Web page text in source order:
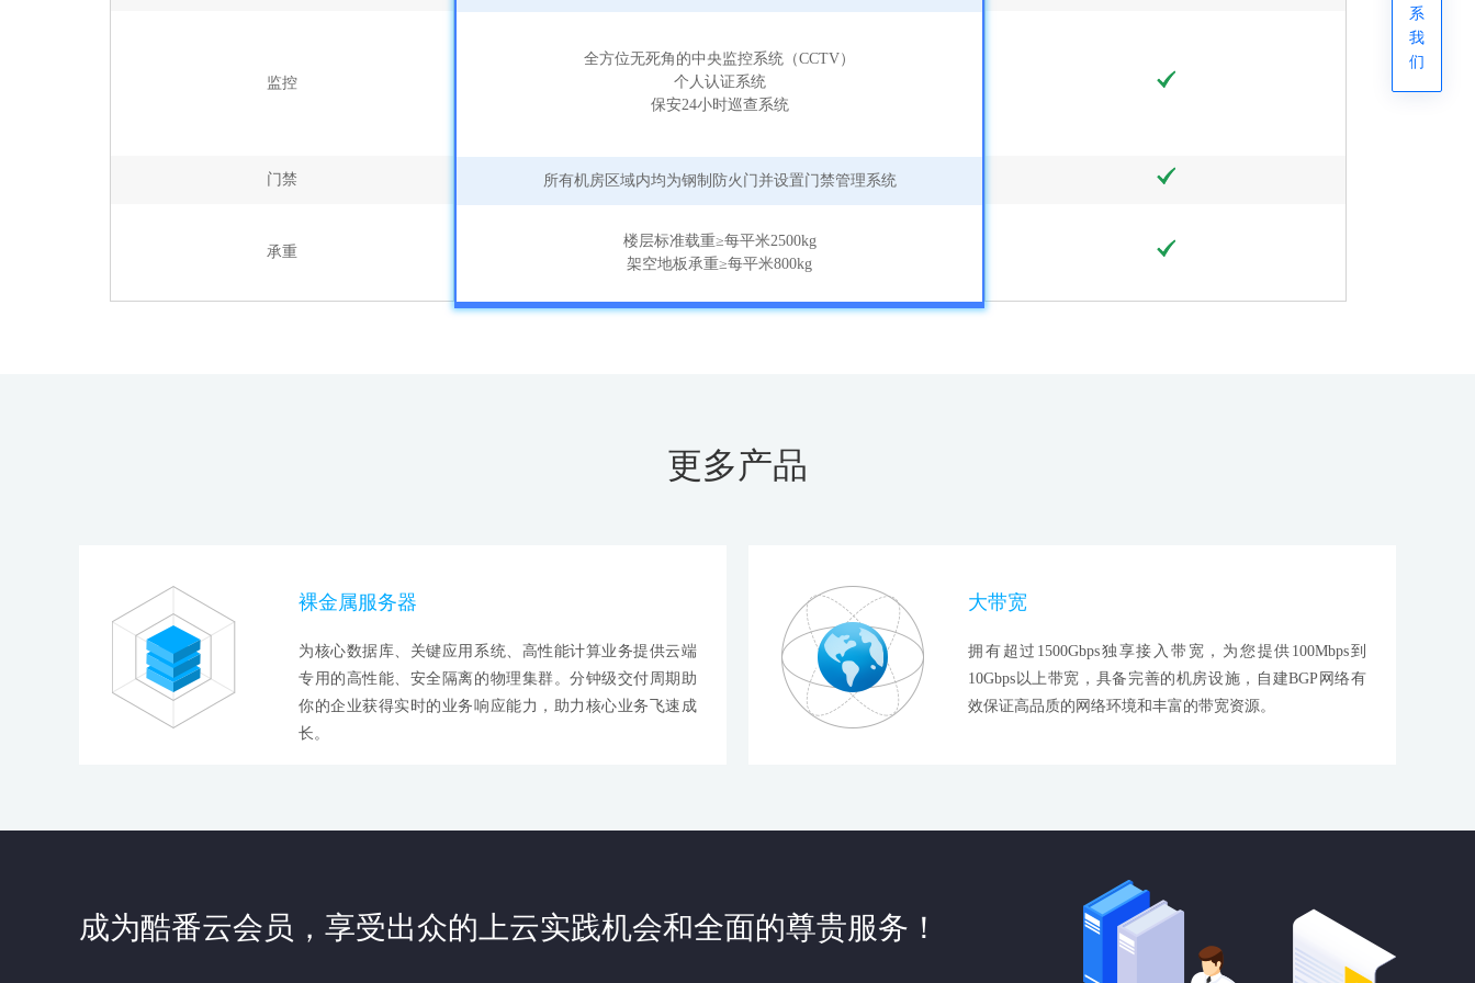
监控
门禁
承重
全方位无死角的中央监控系统（CCTV）
个人认证系统
保安24小时巡查系统
所有机房区域内均为钢制防火门并设置门禁管理系统
楼层标准载重≥每平米2500kg
架空地板承重≥每平米800kg
更多产品
裸金属服务器
为核心数据库、关键应用系统、高性能计算业务提供云端
专用的高性能、安全隔离的物理集群。分钟级交付周期助
你的企业获得实时的业务响应能力，助力核心业务飞速成
长。
大带宽
拥有超过1500Gbps独享接入带宽，为您提供100Mbps到
10Gbps以上带宽，具备完善的机房设施，自建BGP网络有
效保证高品质的网络环境和丰富的带宽资源。
成为酷番云会员，享受出众的上云实践机会和全面的尊贵服务！
系
我
们